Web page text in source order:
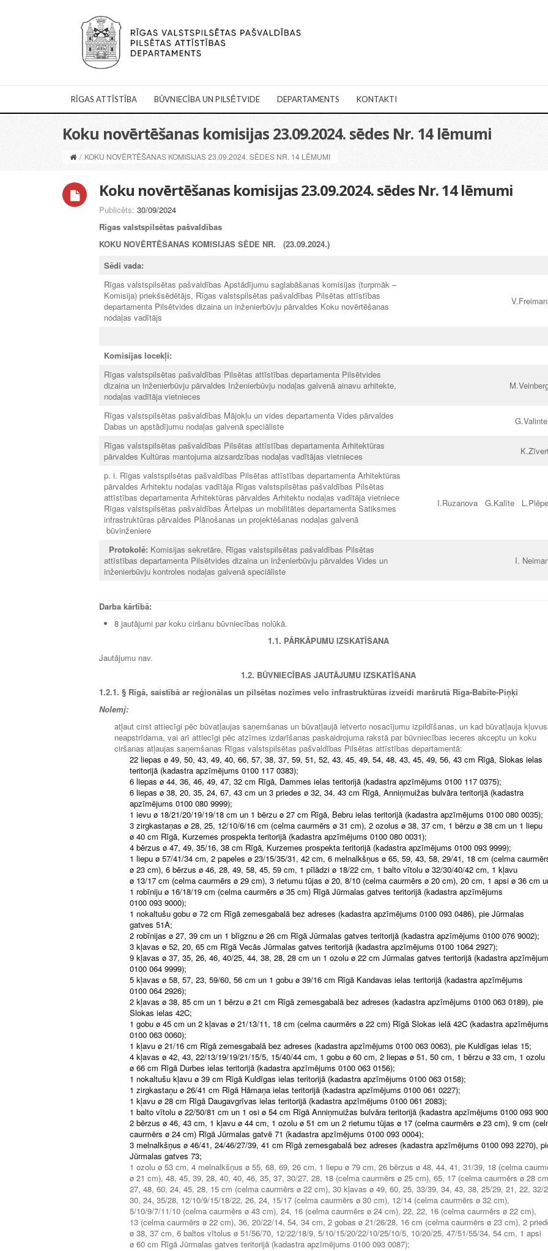
RĪGAS ATTĪSTĪBA BŪVNIECĪBA UN PILSĒTVIDE DEPARTAMENTS KONTAKTI
Koku novērtēšanas komisijas 23.09.2024. sēdes Nr. 14 lēmumi
/ KOKU NOVĒRTĒŠANAS KOMISIJAS 23.09.2024. SĒDES NR. 14 LĒMUMI
Koku novērtēšanas komisijas 23.09.2024. sēdes Nr. 14 lēmumi
Publicēts: 30/09/2024
Rīgas valstspilsētas pašvaldības
KOKU NOVĒRTĒŠANAS KOMISIJAS SĒDE NR. (23.09.2024.)
Sēdi vada:
Rīgas valstspilsētas pašvaldības Apstādījumu saglabāšanas komisijas (turpmāk –
Komisija) priekšsēdētājs, Rīgas valstspilsētas pašvaldības Pilsētas attīstības
departamenta Pilsētvides dizaina un inženierbūvju pārvaldes Koku novērtēšanas
nodaļas vadītājs
Komisijas locekļi:
Rīgas valstspilsētas pašvaldības Pilsētas attīstības departamenta Pilsētvides
dizaina un inženierbūvju pārvaldes Inženierbūvju nodaļas galvenā ainavu arhitekte,
nodaļas vadītāja vietnieces
Rīgas valstspilsētas pašvaldības Mājokļu un vides departamenta Vides pārvaldes
Dabas un apstādījumu nodaļas galvenā speciāliste
Rīgas valstspilsētas pašvaldības Pilsētas attīstības departamenta Arhitektūras
pārvaldes Kultūras mantojuma aizsardzības nodaļas vadītājas vietnieces
p. i. Rīgas valstspilsētas pašvaldības Pilsētas attīstības departamenta Arhitektūras
pārvaldes Arhitektu nodaļas vadītāja Rīgas valstspilsētas pašvaldības Pilsētas
attīstības departamenta Arhitektūras pārvaldes Arhitektu nodaļas vadītāja vietniece
Rīgas valstspilsētas pašvaldības Ārtelpas un mobilitātes departamenta Satiksmes
infrastruktūras pārvaldes Plānošanas un projektēšanas nodaļas galvenā
būvinženiere
I.Ruzanova G.Kalīte
Protokolē: Komisijas sekretāre, Rīgas valstspilsētas pašvaldības Pilsētas
attīstības departamenta Pilsētvides dizaina un inženierbūvju pārvaldes Vides un
inženierbūvju kontroles nodaļas galvenā speciāliste
I.
Darba kārtībā:
8 jautājumi par koku ciršanu būvniecības nolūkā.
1.1. PĀRKĀPUMU IZSKATĪŠANA
Jautājumu nav.
1.2. BŪVNIECĪBAS JAUTĀJUMU IZSKATĪŠANA
1.2.1. § Rīgā, saistībā ar reģionālas un pilsētas nozīmes velo infrastruktūras izveidi maršrutā Rīga-Babīte-Piņķi
Nolemj:
atļaut cirst attiecīgi pēc būvatļaujas saņemšanas un būvatļaujā ietverto nosacījumu izpildīšanas, un kad būvatļauja
neapstrīdama, vai arī attiecīgi pēc atzīmes izdarīšanas paskaidrojuma rakstā par būvniecības ieceres akceptu un koku
ciršanas atļaujas saņemšanas Rīgas valstspilsētas pašvaldības Pilsētas attīstības departamentā:
22 liepas ø 49, 50, 43, 49, 40, 66, 57, 38, 37, 59, 51, 52, 43, 45, 49, 54, 48, 43, 45, 49, 56, 43 cm Rīgā, Slokas ielas
teritorijā (kadastra apzīmējums 0100 117 0383);
6 liepas ø 44, 36, 46, 49, 47, 32 cm Rīgā, Dammes ielas teritorijā (kadastra apzīmējums 0100 117 0375);
6 liepas ø 38, 20, 35, 24, 67, 43 cm un 3 priedes ø 32, 34, 43 cm Rīgā, Anniņmuižas bulvāra teritorijā (kadastra
apzīmējums 0100 080 9999);
1 ievu ø 18/21/20/19/19/18 cm un 1 bērzu ø 27 cm Rīgā, Bebru ielas teritorijā (kadastra apzīmējums 0100 080 0035);
3 zirgkastaņas ø 28, 25, 12/10/6/16 cm (celma caurmērs ø 31 cm), 2 ozolus ø 38, 37 cm, 1 bērzu ø 38 cm un 1 liepu
ø 40 cm Rīgā, Kurzemes prospekta teritorijā (kadastra apzīmējums 0100 080 0031);
4 bērzus ø 47, 49, 35/16, 38 cm Rīgā, Kurzemes prospekta teritorijā (kadastra apzīmējums 0100 093 9999);
1 liepu ø 57/41/34 cm, 2 papeles ø 23/15/35/31, 42 cm, 6 melnalkšņus ø 65, 59, 43, 58, 29/41, 18 cm (celma
ø 23 cm), 6 bērzus ø 46, 28, 49, 58, 45, 59 cm, 1 pīlādzi ø 18/22 cm, 1 balto vītolu ø 32/30/40/42 cm, 1 kļavu
ø 13/17 cm (celma caurmērs ø 29 cm), 3 rietumu tūjas ø 20, 8/10 (celma caurmērs ø 20 cm), 20 cm, 1 apsi ø 36 cm
1 robīniju ø 16/18/19 cm (celma caurmērs ø 35 cm) Rīgā Jūrmalas gatves teritorijā (kadastra apzīmējums
0100 093 9000);
1 nokaltušu gobu ø 72 cm Rīgā zemesgabalā bez adreses (kadastra apzīmējums 0100 093 0486), pie Jūrmalas
gatves 51A;
2 robīnijas ø 27, 39 cm un 1 blīgznu ø 26 cm Rīgā Jūrmalas gatves teritorijā (kadastra apzīmējums 0100 076 9002);
3 kļavas ø 52, 20, 65 cm Rīgā Vecās Jūrmalas gatves teritorijā (kadastra apzīmējums 0100 1064 2927);
9 kļavas ø 37, 35, 26, 46, 40/25, 44, 38, 28, 28 cm un 1 ozolu ø 22 cm Jūrmalas gatves teritorijā (kadastra
0100 064 9999);
5 kļavas ø 58, 57, 23, 59/60, 56 cm un 1 gobu ø 39/16 cm Rīgā Kandavas ielas teritorijā (kadastra apzīmējums
0100 064 2926);
2 kļavas ø 38, 85 cm un 1 bērzu ø 21 cm Rīgā zemesgabalā bez adreses (kadastra apzīmējums 0100 063 0189), pie
Slokas ielas 42C;
1 gobu ø 45 cm un 2 kļavas ø 21/13/11, 18 cm (celma caurmērs ø 22 cm) Rīgā Slokas ielā 42C (kadastra apzīmējums
0100 063 0060);
1 kļavu ø 21/16 cm Rīgā zemesgabalā bez adreses (kadastra apzīmējums 0100 063 0063), pie Kuldīgas ielas 15;
4 kļavas ø 42, 43, 22/13/19/19/21/15/5, 15/40/44 cm, 1 gobu ø 60 cm, 2 liepas ø 51, 50 cm, 1 bērzu ø 33 cm, 1 ozolu
ø 66 cm Rīgā Durbes ielas teritorijā (kadastra apzīmējums 0100 063 0156);
1 nokaltušu kļavu ø 39 cm Rīgā Kuldīgas ielas teritorijā (kadastra apzīmējums 0100 063 0158);
1 zirgkastaņu ø 26/41 cm Rīgā Hāmaņa ielas teritorijā (kadastra apzīmējums 0100 061 0227);
1 kļavu ø 28 cm Rīgā Daugavgrīvas ielas teritorijā (kadastra apzīmējums 0100 061 2083);
1 balto vītolu ø 22/50/81 cm un 1 osi ø 54 cm Rīgā Anniņmuižas bulvāra teritorijā (kadastra apzīmējums 0100 093
2 bērzus ø 46, 43 cm, 1 kļavu ø 44 cm, 1 ozolu ø 51 cm un 2 rietumu tūjas ø 17 (celma caurmērs ø 23 cm), 9 cm
caurmērs ø 24 cm) Rīgā Jūrmalas gatvē 71 (kadastra apzīmējums 0100 093 0004);
3 melnalkšņus ø 46/41, 24/46/27/39, 41 cm Rīgā zemesgabalā bez adreses (kadastra apzīmējums 0100 093 2270),
Jūrmalas gatves 73;
1 ozolu ø 53 cm, 4 melnalkšņus ø 55, 68, 69, 26 cm, 1 liepu ø 79 cm, 26 bērzus ø 48, 44, 41, 31/39, 18 (celma
ø 21 cm), 48, 45, 39, 28, 40, 40, 46, 35, 37, 30/27, 28, 18 (celma caurmērs ø 25 cm), 65, 17 (celma caurmērs ø 28
27, 48, 60, 24, 45, 28, 15 cm (celma caurmērs ø 22 cm), 30 kļavas ø 49, 60, 25, 33/39, 34, 43, 38, 25/29, 21, 22, 32/
30, 24, 35/28, 12/10/9/15/18/22, 26, 24, 15/17 (celma caurmērs ø 30 cm), 12/14 (celma caurmērs ø 32 cm),
5/10/9/7/11/10 (celma caurmērs ø 43 cm), 24, 16 (celma caurmērs ø 24 cm), 22, 22, 16 (celma caurmērs ø 22 cm),
13 (celma caurmērs ø 22 cm), 36, 20/22/14, 54, 34 cm, 2 gobas ø 21/26/28, 16 cm (celma caurmērs ø 23 cm), 2
ø 38, 37 cm, 6 baltos vītolus ø 51/56/70, 12/22/18/9, 5/10/15/20/22/10/25/10/5, 10/20/25, 47/51/55/34, 54 cm, 1 apsi
ø 60 cm Rīgā Jūrmalas gatves teritorijā (kadastra apzīmējums 0100 093 0087);